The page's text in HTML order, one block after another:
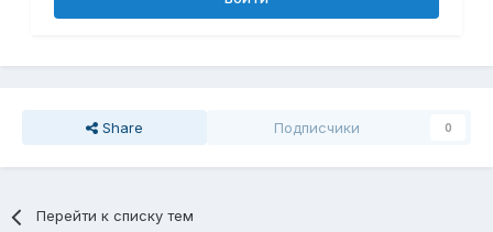
Share Подписчики 0
Перейти к списку тем